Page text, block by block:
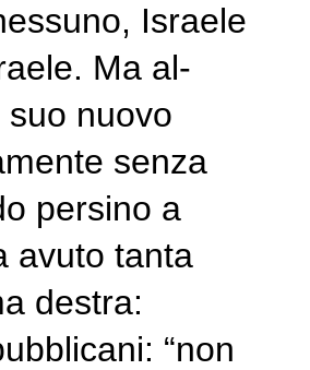
Israele
Ma al-
nuovo
senza
persino a
avuto tanta
destra:
“non